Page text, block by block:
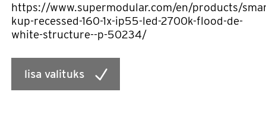
https://www.supermodular.com/en/products/
kup-recessed-160-1x-ip55-led-2700k-flood-de-
white-structure--p-50234/
lisa valituks